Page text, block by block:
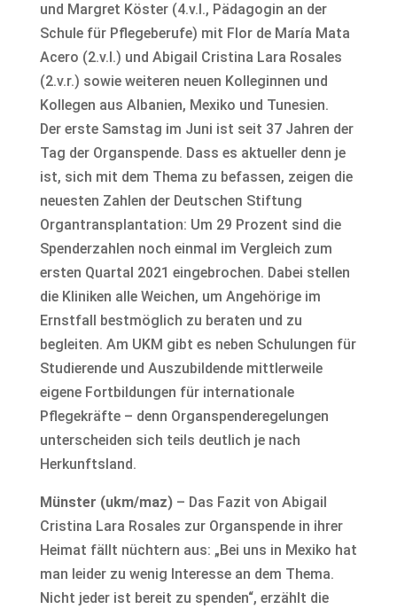
und Margret Köster (4.v.l., Pädagogin an der
Schule für Pflegeberufe) mit Flor de María Mata
Acero (2.v.l.) und Abigail Cristina Lara Rosales
(2.v.r.) sowie weiteren neuen Kolleginnen und
Kollegen aus Albanien, Mexiko und Tunesien.
Der erste Samstag im Juni ist seit 37 Jahren der
Tag der Organspende. Dass es aktueller denn je
ist, sich mit dem Thema zu befassen, zeigen die
neuesten Zahlen der Deutschen Stiftung
Organtransplantation: Um 29 Prozent sind die
Spenderzahlen noch einmal im Vergleich zum
ersten Quartal 2021 eingebrochen. Dabei stellen
die Kliniken alle Weichen, um Angehörige im
Ernstfall bestmöglich zu beraten und zu
begleiten. Am UKM gibt es neben Schulungen für
Studierende und Auszubildende mittlerweile
eigene Fortbildungen für internationale
Pflegekräfte – denn Organspenderegelungen
unterscheiden sich teils deutlich je nach
Herkunftsland.
Münster (ukm/maz)– Das Fazit von Abigail
Cristina Lara Rosales zur Organspende in ihrer
Heimat fällt nüchtern aus: „Bei uns in Mexiko hat
man leider zu wenig Interesse an dem Thema.
Nicht jeder ist bereit zu spenden“, erzählt die